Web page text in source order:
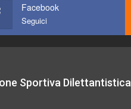
Facebook
Seguici
Sportiva Dilettantistica